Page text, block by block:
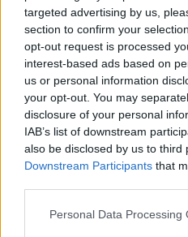
targeted advertising by us,
section to confirm your
opt-out request is processed
interest-based ads based on
us or personal information
your opt-out. You may
disclosure of your personal
IAB’s list of downstream
also be disclosed by us to third
Downstream Participants that
Please note that this website/
Personal Data Processing
bussano alle porte
Notre-Dame de
al Molo Brin è un
Strada Sassari-
conducente